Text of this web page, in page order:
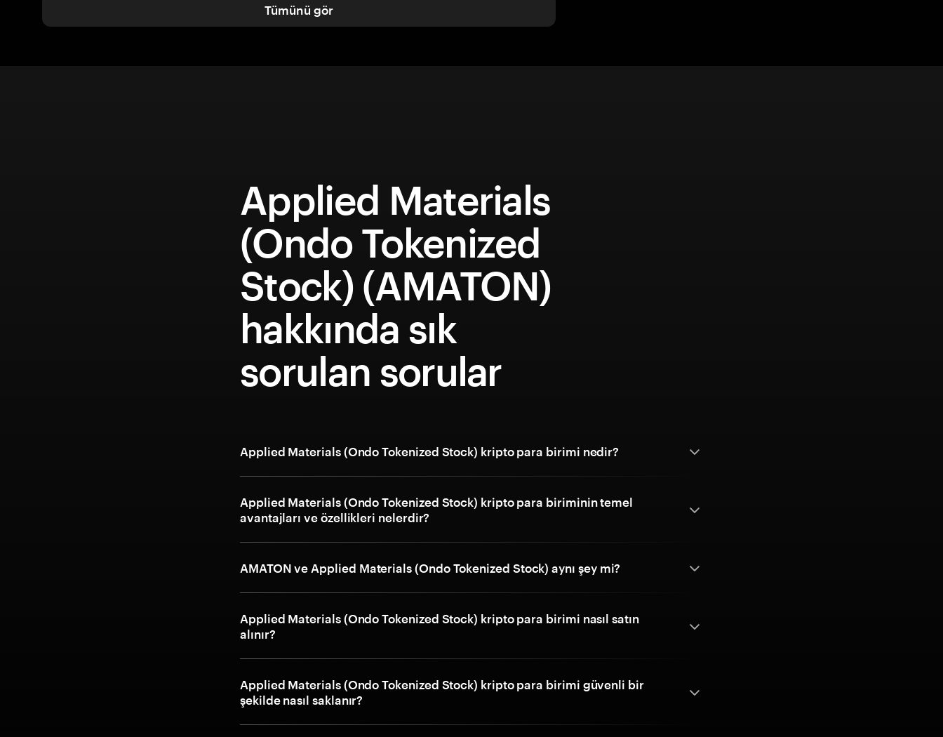
Tümünü gör
Applied Materials
(Ondo Tokenized
Stock) (AMATON)
hakkında sık
sorulan sorular
Applied Materials (Ondo Tokenized Stock) kripto para birimi nedir?
Applied Materials (Ondo Tokenized Stock) kripto para biriminin temel
avantajları ve özellikleri nelerdir?
AMATON ve Applied Materials (Ondo Tokenized Stock) aynı şey mi?
Applied Materials (Ondo Tokenized Stock) kripto para birimi nasıl satın
alınır?
Applied Materials (Ondo Tokenized Stock) kripto para birimi güvenli bir
şekilde nasıl saklanır?